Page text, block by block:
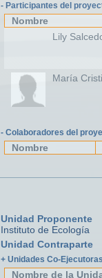
- Participantes del
Nombre
Lily
María
- Colaboradores del
Nombre
Unidad Proponente
Instituto de Ecología
Unidad Contraparte
+ Unidades Co-Ejecutoras
Nombre de la